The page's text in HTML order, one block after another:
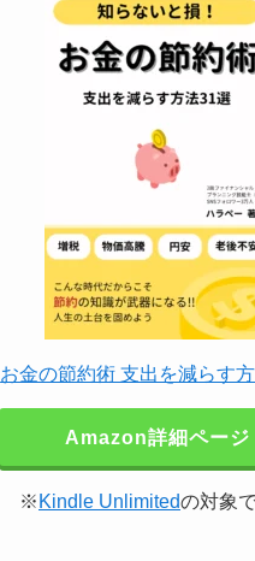
お金の節約術 支出を減らす
Amazon詳細ページ
※Kindle Unlimitedの対象で